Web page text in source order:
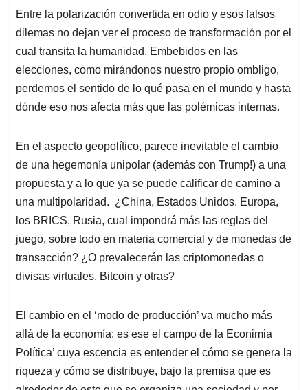
Entre la polarización convertida en odio y esos falsos
dilemas no dejan ver el proceso de transformación por el
cual transita la humanidad. Embebidos en las
elecciones, como mirándonos nuestro propio ombligo,
perdemos el sentido de lo qué pasa en el mundo y hasta
dónde eso nos afecta más que las polémicas internas.
En el aspecto geopolítico, parece inevitable el cambio
de una hegemonía unipolar (además con Trump!) a una
propuesta y a lo que ya se puede calificar de camino a
una multipolaridad. ¿China, Estados Unidos. Europa,
los BRICS, Rusia, cual impondrá más las reglas del
juego, sobre todo en materia comercial y de monedas de
transacción? ¿O prevalecerán las criptomonedas o
divisas virtuales, Bitcoin y otras?
El cambio en el ‘modo de producción’ va mucho más
allá de la economía: es ese el campo de la Econimia
Política’ cuya escencia es entender el cómo se genera la
riqueza y cómo se distribuye, bajo la premisa que es